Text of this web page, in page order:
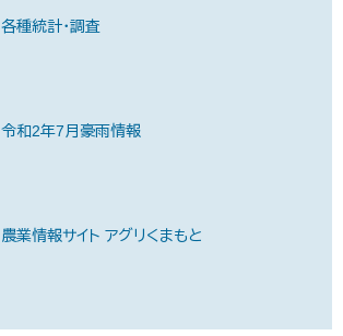
各種統計・調査
令和2年7月豪雨情報
農業情報サイト アグリくまもと